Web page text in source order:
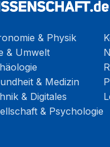
& Physik
& Umwelt
& Medizin
& Digitales
& Psychologie